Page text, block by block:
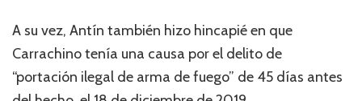
A su vez, Antín también hizo hincapié en que
Carrachino tenía una causa por el delito de
“portación ilegal de arma de fuego” de 45 días antes